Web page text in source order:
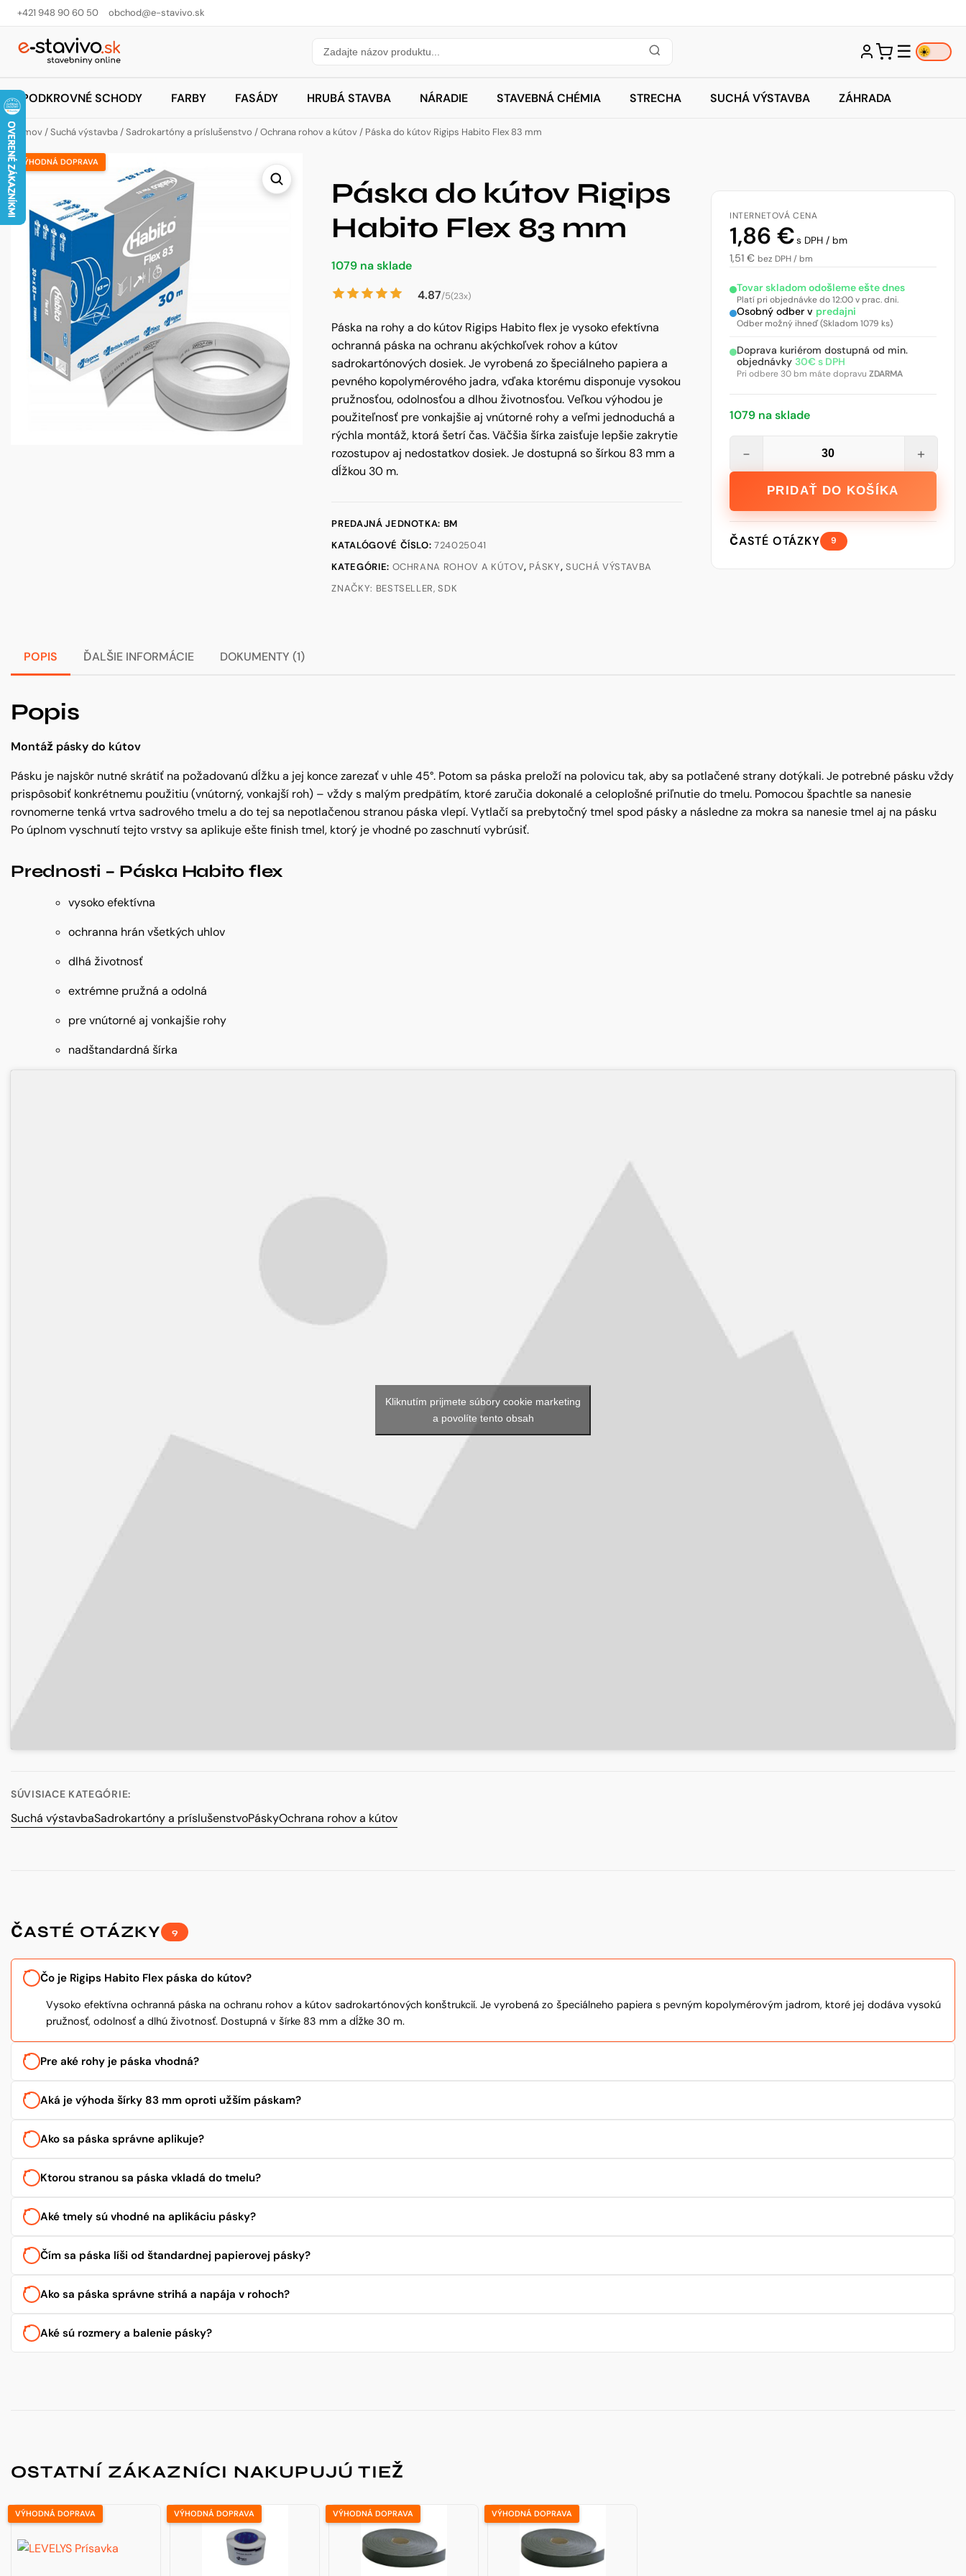
+421 948 90 60 50 obchod@e-stavivo.sk
☰ ☀️
PODKROVNÉ SCHODY FARBY FASÁDY HRUBÁ STAVBA NÁRADIE STAVEBNÁ CHÉMIA STRECHA SUCHÁ VÝSTAVBA ZÁHRADA
Domov /Suchá výstavba /Sadrokartóny a príslušenstvo /Ochrana rohov a kútov / Páska do kútov Rigips Habito Flex 83 mm
VÝHODNÁ DOPRAVA
Páska do kútov Rigips
Habito Flex 83 mm
1079 na sklade
4.87/5(23x)
Páska na rohy a do kútov Rigips Habito flex je vysoko efektívna
ochranná páska na ochranu akýchkoľvek rohov a kútov
sadrokartónových dosiek. Je vyrobená zo špeciálneho papiera a
pevného kopolymérového jadra, vďaka ktorému disponuje vysokou
pružnosťou, odolnosťou a dlhou životnosťou. Veľkou výhodou je
použiteľnosť pre vonkajšie aj vnútorné rohy a veľmi jednoduchá a
rýchla montáž, ktorá šetrí čas. Väčšia šírka zaisťuje lepšie zakrytie
rozostupov aj nedostatkov dosiek. Je dostupná so šírkou 83 mm a
dĺžkou 30 m.
PREDAJNÁ JEDNOTKA: BM
KATALÓGOVÉ ČÍSLO:724025041
KATEGÓRIE: OCHRANA ROHOV A KÚTOV, PÁSKY,SUCHÁ VÝSTAVBA
ZNAČKY: BESTSELLER,SDK
INTERNETOVÁ CENA
1,86 €s DPH / bm
1,51 € bez DPH / bm
Tovar skladom odošleme ešte dnes
Platí pri objednávke do 12:00 v prac. dni.
Osobný odber v predajni
Odber možný ihneď (Skladom 1079 ks)
Doprava kuriérom dostupná od min.
objednávky 30€ s DPH
Pri odbere 30 bm máte dopravu ZDARMA
1079 na sklade
Rigips
Habito
− +
PRIDAŤ DO KOŠÍKA
ČASTÉ OTÁZKY 9
POPIS ĎALŠIE INFORMÁCIE DOKUMENTY (1)
Popis
Montáž pásky do kútov
Pásku je najskôr nutné skrátiť na požadovanú dĺžku a jej konce zarezať v uhle 45°. Potom sa páska preloží na polovicu tak, aby sa potlačené strany dotýkali. Je potrebné pásku vždy
prispôsobiť konkrétnemu použitiu (vnútorný, vonkajší roh) – vždy s malým predpätím, ktoré zaručia dokonalé a celoplošné priľnutie do tmelu. Pomocou špachtle sa nanesie
rovnomerne tenká vrtva sadrového tmelu a do tej sa nepotlačenou stranou páska vlepí. Vytlačí sa prebytočný tmel spod pásky a následne za mokra sa nanesie tmel aj na pásku
Po úplnom vyschnutí tejto vrstvy sa aplikuje ešte finish tmel, ktorý je vhodné po zaschnutí vybrúsiť.
Prednosti – Páska Habito flex
vysoko efektívna
ochranna hrán všetkých uhlov
dlhá životnosť
extrémne pružná a odolná
pre vnútorné aj vonkajšie rohy
nadštandardná šírka
Kliknutím prijmete súbory cookie marketing
a povolíte tento obsah
SÚVISIACE KATEGÓRIE:
Suchá výstavbaSadrokartóny a príslušenstvoPáskyOchrana rohov a kútov
ČASTÉ OTÁZKY 9
Čo je Rigips Habito Flex páska do kútov?
Vysoko efektívna ochranná páska na ochranu rohov a kútov sadrokartónových konštrukcií. Je vyrobená zo špeciálneho papiera s pevným kopolymérovým jadrom, ktoré jej dodáva vysokú
pružnosť, odolnosť a dlhú životnosť. Dostupná v šírke 83 mm a dĺžke 30 m.
Pre aké rohy je páska vhodná?
Aká je výhoda šírky 83 mm oproti užším páskam?
Ako sa páska správne aplikuje?
Ktorou stranou sa páska vkladá do tmelu?
Aké tmely sú vhodné na aplikáciu pásky?
Čím sa páska líši od štandardnej papierovej pásky?
Ako sa páska správne strihá a napája v rohoch?
Aké sú rozmery a balenie pásky?
OSTATNÍ ZÁKAZNÍCI NAKUPUJÚ TIEŽ
VÝHODNÁ DOPRAVA VÝHODNÁ DOPRAVA VÝHODNÁ DOPRAVA VÝHODNÁ DOPRAVA